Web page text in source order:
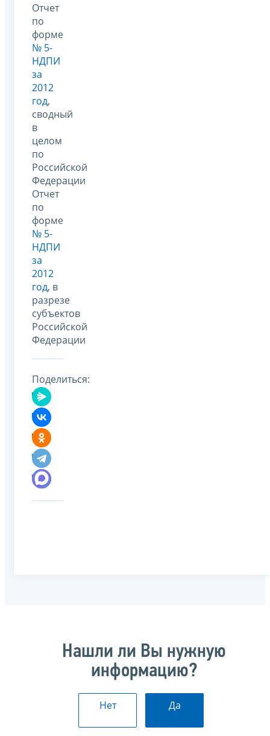
Отчет
по
форме
№ 5-
НДПИ
за
2012
год,
сводный
в
целом
по
Российской
Федерации
Отчет
по
форме
№ 5-
НДПИ
за
2012
год, в
разрезе
субъектов
Российской
Федерации
Поделиться:
Нашли ли Вы нужную
информацию?
Нет Да